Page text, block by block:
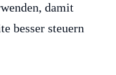
damit
besser steuern